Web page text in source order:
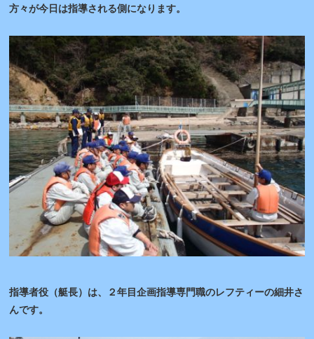
方々が今日は指導される側になります。
指導者役（艇長）は、２年目企画指導専門職のレフティーの細井さ
んです。